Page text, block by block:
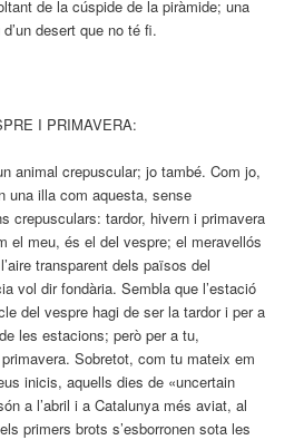
de la cúspide de la piràmide; una
desert que no té fi.
I PRIMAVERA:
animal crepuscular; jo també. Com jo,
una illa com aquesta, sense
crepusculars: tardor, hivern i primavera
meu, és el del vespre; el meravellós
transparent dels països del
vol dir fondària. Sembla que l’estació
del vespre hagi de ser la tardor i per a
les estacions; però per a tu,
Sobretot, com tu mateix em
inicis, aquells dies de «uncertain
a l’abril i a Catalunya més aviat, al
primers brots s’esborronen sota les